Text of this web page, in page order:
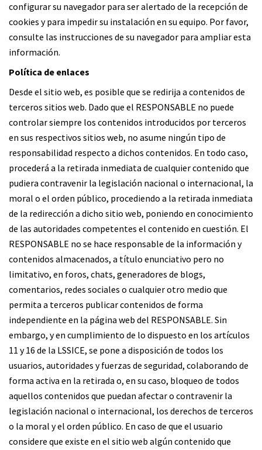
configurar su navegador para ser alertado de la recepción de
cookies y para impedir su instalación en su equipo. Por favor,
consulte las instrucciones de su navegador para ampliar esta
información.
Política de enlaces
Desde el sitio web, es posible que se redirija a contenidos de
terceros sitios web. Dado que el RESPONSABLE no puede
controlar siempre los contenidos introducidos por terceros
en sus respectivos sitios web, no asume ningún tipo de
responsabilidad respecto a dichos contenidos. En todo caso,
procederá a la retirada inmediata de cualquier contenido que
pudiera contravenir la legislación nacional o internacional, la
moral o el orden público, procediendo a la retirada inmediata
de la redirección a dicho sitio web, poniendo en conocimiento
de las autoridades competentes el contenido en cuestión. El
RESPONSABLE no se hace responsable de la información y
contenidos almacenados, a título enunciativo pero no
limitativo, en foros, chats, generadores de blogs,
comentarios, redes sociales o cualquier otro medio que
permita a terceros publicar contenidos de forma
independiente en la página web del RESPONSABLE. Sin
embargo, y en cumplimiento de lo dispuesto en los artículos
11 y 16 de la LSSICE, se pone a disposición de todos los
usuarios, autoridades y fuerzas de seguridad, colaborando de
forma activa en la retirada o, en su caso, bloqueo de todos
aquellos contenidos que puedan afectar o contravenir la
legislación nacional o internacional, los derechos de terceros
o la moral y el orden público. En caso de que el usuario
considere que existe en el sitio web algún contenido que